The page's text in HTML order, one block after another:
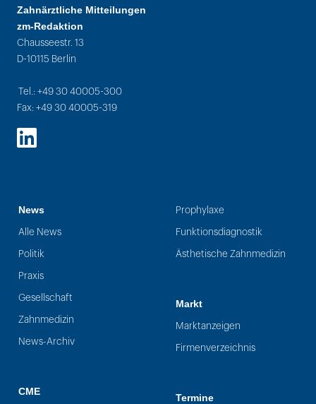
Zahnärztliche Mitteilungen
zm-Redaktion
Chausseestr. 13
D-10115 Berlin
Tel.: +49 30 40005-300
Fax: +49 30 40005-319
LinkedIn
News
Alle News
Politik
Praxis
Gesellschaft
Zahnmedizin
News-Archiv
CME
Prophylaxe
Funktionsdiagnostik
Ästhetische Zahnmedizin
Markt
Marktanzeigen
Firmenverzeichnis
Termine